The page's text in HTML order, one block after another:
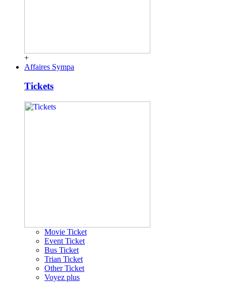
+
Affaires Sympa
Tickets
Movie Ticket
Event Ticket
Bus Ticket
Trian Ticket
Other Ticket
Voyez plus